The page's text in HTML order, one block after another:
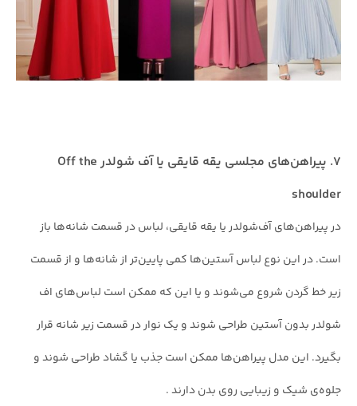
۷. پیراهن‌های مجلسی یقه قایقی یا آف شولدر Off the
shoulder
در پیراهن‌های آف‌شولدر یا یقه قایقی، لباس در قسمت شانه‌ها باز
است. در این نوع لباس آستین‌ها کمی پایین‌تر از شانه‌ها و از قسمت
زیر خط گردن شروع می‌شوند و یا این که ممکن است لباس‌های اف
شولدر بدون آستین طراحی شوند و یک نوار در قسمت زیر شانه قرار
بگیرد. این مدل پیراهن‌ها ممکن است جذب یا گشاد طراحی شوند و
جلوه‌ی شیک و زیبایی روی بدن دارند .